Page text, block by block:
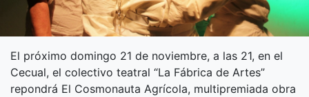
El próximo domingo 21 de noviembre, a las 21, en el
Cecual, el colectivo teatral “La Fábrica de Artes”
repondrá El Cosmonauta Agrícola, multipremiada obra